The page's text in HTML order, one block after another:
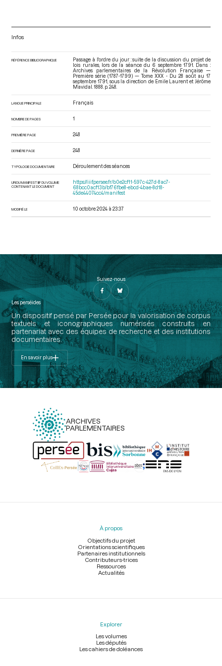
Infos
RÉFÉRENCE BIBLIOGRAPHIQUE
Passage à l'ordre du jour : suite de la discussion du projet de
lois rurales, lors de la séance du 6 septembre 1791. Dans :
Archives parlementaires de la Révolution Française —
Première série (1787-1799) — Tome XXX - Du 28 août au 17
septembre 1791 , sous la direction de Emile Laurent et Jérôme
Mavidal. 1888. p. 248.
LANGUE PRINCIPALE Français
NOMBRE DE PAGES 1
PREMIÈRE PAGE 248
DERNIÈRE PAGE 248
TYPOLOGIE DOCUMENTAIRE Déroulement des séances
URI DU MANIFEST IIIF DU VOLUME
CONTENANT LE DOCUMENT
https://iiif.persee.fr/b0e2cf11-597c-427d-8ac7-
68bcc0acf13b/bf76fbe8-ebcd-4bae-8d18-
45de44074cc4/manifest
MODIFIÉ LE 10 octobre 2024 à 23:37
Suivez-nous
Les perséides
Un dispositif pensé par Persée pour la valorisation de corpus
textuels et iconographiques numérisés construits en
partenariat avec des équipes de recherche et des institutions
documentaires.
En savoir plus
ARCHIVES
PARLEMENTAIRES
Menu
À propos
Objectifs du projet
Orientations scientifiques
Partenaires institutionnels
Contributeurs-trices
Ressources
Actualités
Explorer
Les volumes
Les députés
Les cahiers de doléances